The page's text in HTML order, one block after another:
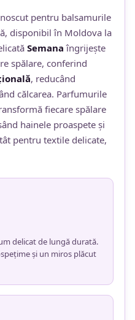
pentru balsamurile
disponibil în Moldova la
Semana îngrijește
spălare, conferind
, reducând
călcarea. Parfumurile
fiecare spălare
hainele proaspete și
pentru textile delicate,
delicat de lungă durată.
și un miros plăcut